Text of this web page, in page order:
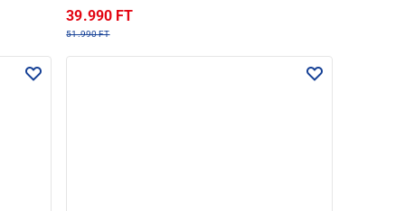
39.990 FT
51.990 FT